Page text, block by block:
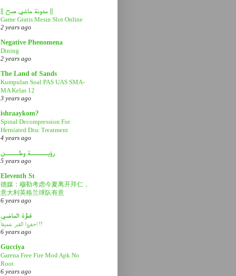
|| مدونة ماشي صح ||
Game Gratis Mesin Slot Online
2 years ago
Negative Phenomena
Dining
2 years ago
The Land of Sands
Kumpulan Soal PAS UAS SMA-
MA Kelas 12
3 years ago
ishraaykom?
Spinal Decompression For
Herniated Disc Treatment
4 years ago
رؤيــــــة وطـــــن
5 years ago
Eleventh St
德媒：穆勒考虑今夏离开拜仁，
意大利英格兰球队有意
6 years ago
قطرة الماضي
احفروا القبر عميقاً !!
6 years ago
Gucciya
Garena Free Fire Mod Apk No
Root
6 years ago